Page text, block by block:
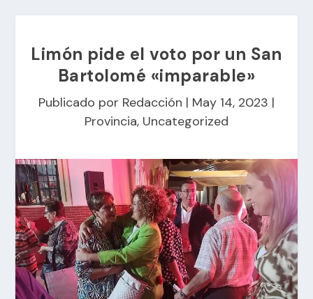
Limón pide el voto por un San
Bartolomé «imparable»
Publicado por Redacción | May 14, 2023 |
Provincia, Uncategorized